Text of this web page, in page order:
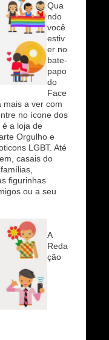
Qua
ndo
você
estiv
er no
bate-
papo
do
Face
mais a ver com
no ícone dos
é a loja de
Orgulho e
LGBT. Até
casais do
figurinhas
ou a seu
A
Reda
ção